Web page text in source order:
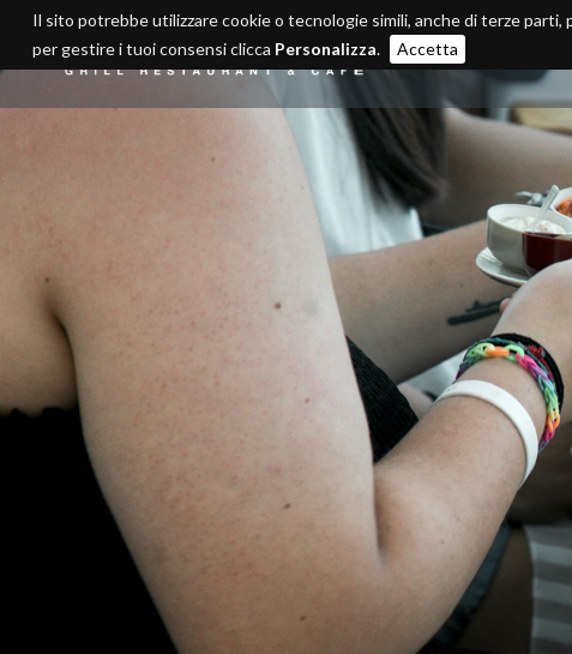
Il sito potrebbe utilizzare cookie o tecnologie simili, anche di terze
per gestire i tuoi consensi clicca Personalizza. Accetta